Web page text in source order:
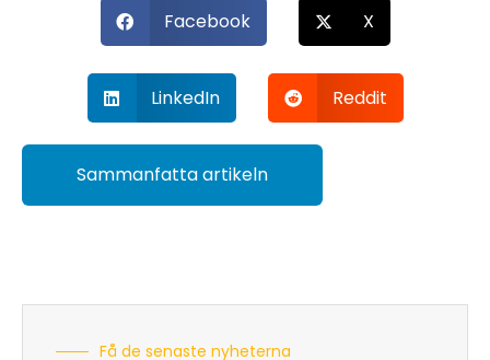
Facebook X
LinkedIn Reddit
Sammanfatta artikeln
Få de senaste nyheterna